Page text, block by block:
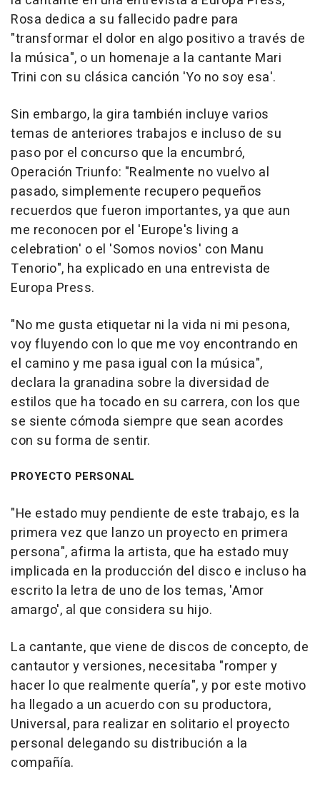
Rosa dedica a su fallecido padre para
"transformar el dolor en algo positivo a través de
la música", o un homenaje a la cantante Mari
Trini con su clásica canción 'Yo no soy esa'.
Sin embargo, la gira también incluye varios
temas de anteriores trabajos e incluso de su
paso por el concurso que la encumbró,
Operación Triunfo: "Realmente no vuelvo al
pasado, simplemente recupero pequeños
recuerdos que fueron importantes, ya que aun
me reconocen por el 'Europe's living a
celebration' o el 'Somos novios' con Manu
Tenorio", ha explicado en una entrevista de
Europa Press.
"No me gusta etiquetar ni la vida ni mi pesona,
voy fluyendo con lo que me voy encontrando en
el camino y me pasa igual con la música",
declara la granadina sobre la diversidad de
estilos que ha tocado en su carrera, con los que
se siente cómoda siempre que sean acordes
con su forma de sentir.
PROYECTO PERSONAL
"He estado muy pendiente de este trabajo, es la
primera vez que lanzo un proyecto en primera
persona", afirma la artista, que ha estado muy
implicada en la producción del disco e incluso ha
escrito la letra de uno de los temas, 'Amor
amargo', al que considera su hijo.
La cantante, que viene de discos de concepto, de
cantautor y versiones, necesitaba "romper y
hacer lo que realmente quería", y por este motivo
ha llegado a un acuerdo con su productora,
Universal, para realizar en solitario el proyecto
personal delegando su distribución a la
compañía.